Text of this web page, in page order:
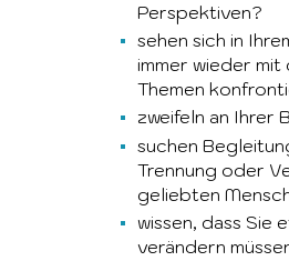
Perspektiven?
sehen sich in
immer wieder mit
Themen
zweifeln an Ihrer
suchen
Trennung oder
geliebten
wissen, dass Sie
verändern